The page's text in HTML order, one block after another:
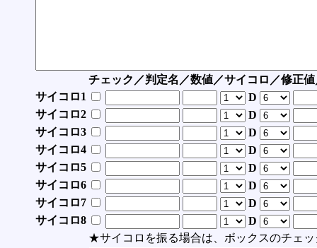
チェック／判定名／数値／サイコロ／修正
サイコロ1
D
サイコロ2
D
サイコロ3
D
サイコロ4
D
サイコロ5
D
サイコロ6
D
サイコロ7
D
サイコロ8
D
★サイコロを振る場合は、ボックスのチェッ